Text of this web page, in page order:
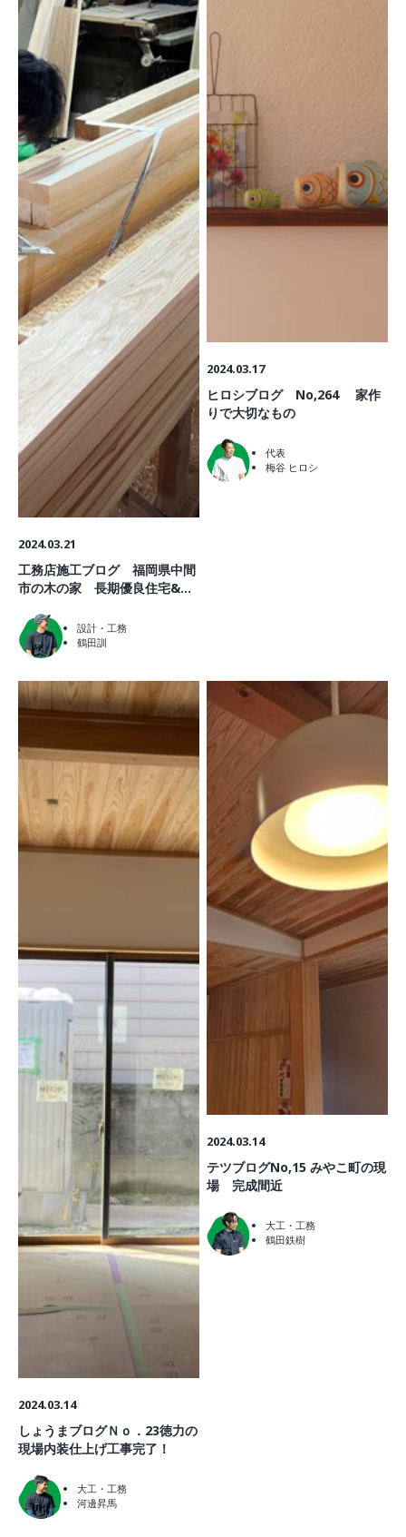
2024.03.21
工務店施工ブログ 福岡県中間
市の木の家 長期優良住宅&ゼ
設計・工務
鶴田訓
2024.03.17
ヒロシブログ No,264 家作
りで大切なもの
代表
梅谷 ヒロシ
2024.03.14
しょうまブログＮｏ．23徳力の
現場内装仕上げ工事完了！
大工・工務
河邊昇馬
2024.03.14
テツブログNo,15 みやこ町の現
場 完成間近
大工・工務
鶴田鉄樹